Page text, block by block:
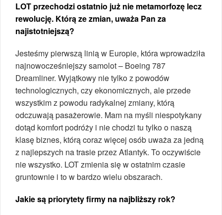
LOT przechodzi ostatnio już nie metamorfozę lecz
rewolucję. Którą ze zmian, uważa Pan za
najistotniejszą?
Jesteśmy pierwszą linią w Europie, która wprowadziła
najnowocześniejszy samolot – Boeing 787
Dreamliner. Wyjątkowy nie tylko z powodów
technologicznych, czy ekonomicznych, ale przede
wszystkim z powodu radykalnej zmiany, którą
odczuwają pasażerowie. Mam na myśli niespotykany
dotąd komfort podróży i nie chodzi tu tylko o naszą
klasę biznes, którą coraz więcej osób uważa za jedną
z najlepszych na trasie przez Atlantyk. To oczywiście
nie wszystko. LOT zmienia się w ostatnim czasie
gruntownie i to w bardzo wielu obszarach.
Jakie są priorytety firmy na najbliższy rok?